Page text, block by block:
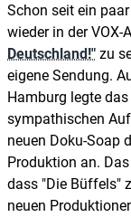
Schon seit ein
wieder in der VOX-
Deutschland!" zu
eigene Sendung.
Hamburg legte
sympathischen
neuen Doku-Soap
Produktion an.
dass "Die Büffels"
neuen